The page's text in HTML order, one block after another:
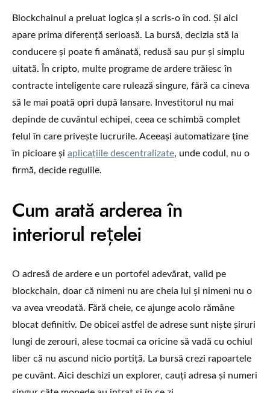
Blockchainul a preluat logica și a scris-o în cod. Și aici
apare prima diferență serioasă. La bursă, decizia stă la
conducere și poate fi amânată, redusă sau pur și simplu
uitată. În cripto, multe programe de ardere trăiesc în
contracte inteligente care rulează singure, fără ca cineva
să le mai poată opri după lansare. Investitorul nu mai
depinde de cuvântul echipei, ceea ce schimbă complet
felul în care privește lucrurile. Aceeași automatizare ține
în picioare și aplicațiile descentralizate, unde codul, nu o
firmă, decide regulile.
Cum arată arderea în
interiorul rețelei
O adresă de ardere e un portofel adevărat, valid pe
blockchain, doar că nimeni nu are cheia lui și nimeni nu o
va avea vreodată. Fără cheie, ce ajunge acolo rămâne
blocat definitiv. De obicei astfel de adrese sunt niște șiruri
lungi de zerouri, alese tocmai ca oricine să vadă cu ochiul
liber că nu ascund nicio portiță. La bursă crezi rapoartele
pe cuvânt. Aici deschizi un explorer, cauți adresa și numeri